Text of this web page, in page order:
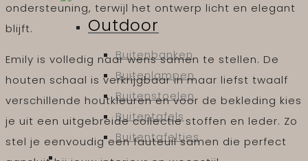
Outdoor
Buitenbanken
Buitenlampen
Buitenstoelen
Buitentafels
Buitentafeltjes
ondersteuning, terwijl het ontwerp licht en elegant
blijft.
Emily is volledig naar wens samen te stellen. De
houten schaal is verkrijgbaar in maar liefst twaalf
verschillende houtkleuren en voor de bekleding kies
je uit een uitgebreide collectie stoffen en leder. Zo
stel je eenvoudig een fauteuil samen die perfect